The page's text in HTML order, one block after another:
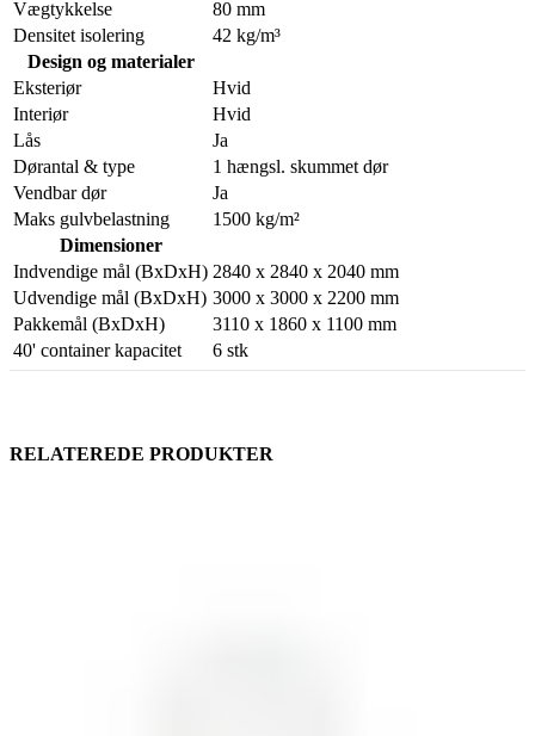
Vægtykkelse
80 mm
Densitet isolering
42 kg/m³
Design og materialer
Eksteriør
Hvid
Interiør
Hvid
Lås
Ja
Dørantal & type
1 hængsl. skummet dør
Vendbar dør
Ja
Maks gulvbelastning
1500 kg/m²
Dimensioner
Indvendige mål (BxDxH) 2840 x 2840 x 2040 mm
Udvendige mål (BxDxH) 3000 x 3000 x 2200 mm
Pakkemål (BxDxH)
3110 x 1860 x 1100 mm
40' container kapacitet
6 stk
RELATEREDE PRODUKTER